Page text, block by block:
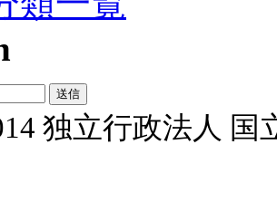
独立行政法人 国